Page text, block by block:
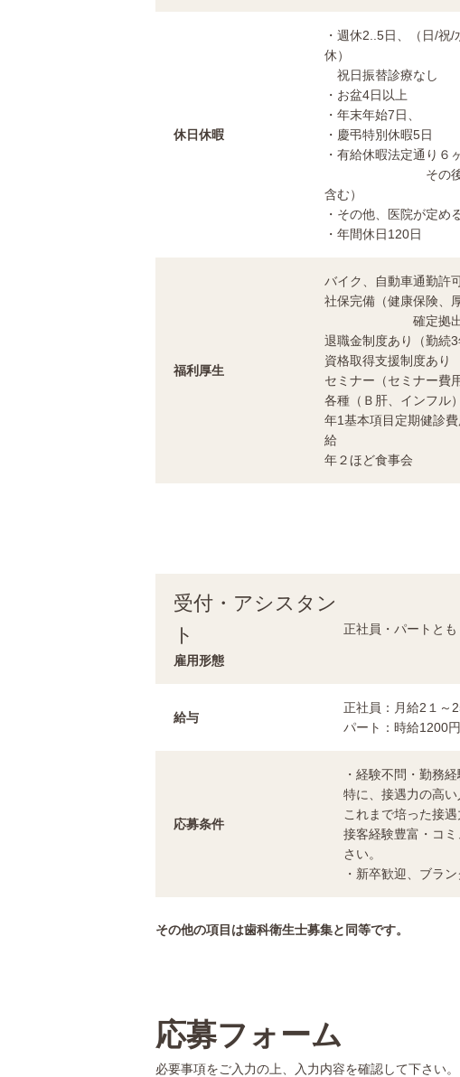
休日休暇
・週休2..5日、（日/祝
休）
祝日振替診療なし
・お盆4日以上
・年末年始7日、
・慶弔特別休暇5日
・有給休暇法定通り６
その後４月１日
含む）
・その他、医院が定め
・年間休日120日
福利厚生
バイク、自動車通勤許
社保完備（健康保険、
確定拠出年金加
退職金制度あり（勤続3
資格取得支援制度あり
セミナー（セミナー費
各種（Ｂ肝、インフル
年1基本項目定期健診
給
年２ほど食事会
受付・アシスタン
ト
雇用形態
正社員・パートとも
給与
正社員：月給2１～
パート：時給1200
応募条件
・経験不問・勤務
特に、接遇力の高い
これまで培った接
接客経験豊富・コ
さい。
・新卒歓迎、ブラン
その他の項目は歯科衛生士募集と同等です。
応募フォーム
必要事項をご入力の上、入力内容を確認して下さい。